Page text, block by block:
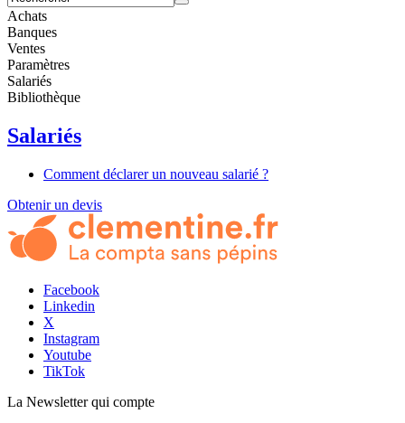
Achats
Banques
Ventes
Paramètres
Salariés
Bibliothèque
Salariés
Comment déclarer un nouveau salarié ?
Obtenir un devis
Facebook
Linkedin
X
Instagram
Youtube
TikTok
La Newsletterqui compte